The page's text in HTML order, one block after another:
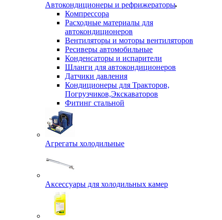
Автокондиционеры и рефрижераторы
Компрессора
Расходные материалы для
автокондиционеров
Вентиляторы и моторы вентиляторов
Ресиверы автомобильные
Конденсаторы и испарители
Шланги для автокондиционеров
Датчики давления
Кондиционеры для Тракторов,
Погрузчиков,Экскаваторов
Фитинг стальной
Агрегаты холодильные
Аксессуары для холодильных камер